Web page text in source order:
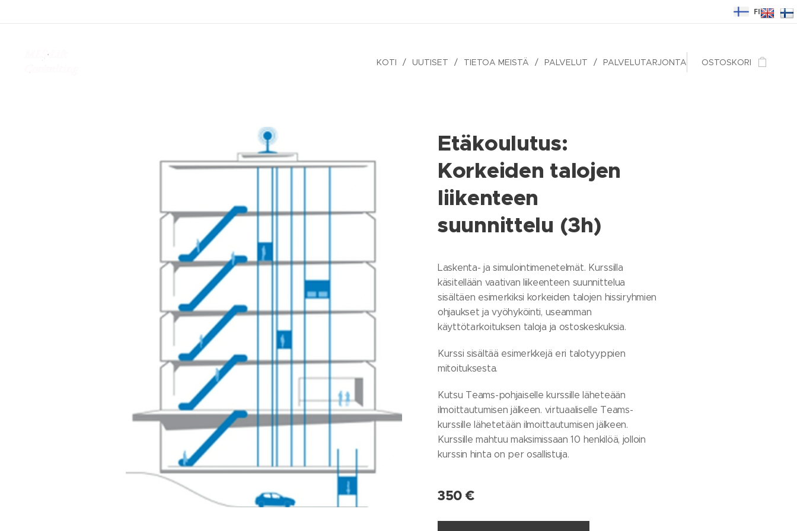
FI
KOTI UUTISET TIETOA MEISTÄ PALVELUT PALVELUTARJONTA OSTOSKORI
Etäkoulutus:
Korkeiden talojen
liikenteen
suunnittelu (3h)
Laskenta- ja simulointimenetelmät. Kurssilla
käsitellään vaativan liikeenteen suunnittelua
sisältäen esimerkiksi korkeiden talojen hissiryhmien
ohjaukset ja vyöhyköinti, useamman
käyttötarkoituksen taloja ja ostoskeskuksia.
Kurssi sisältää esimerkkejä eri talotyyppien
mitoituksesta.
Kutsu Teams-pohjaiselle kurssille läheteään
ilmoittautumisen jälkeen. virtuaaliselle Teams-
kurssille lähetetään ilmoittautumisen jälkeen.
Kurssille mahtuu maksimissaan 10 henkilöä, jolloin
kurssin hinta on per osallistuja.
350 €